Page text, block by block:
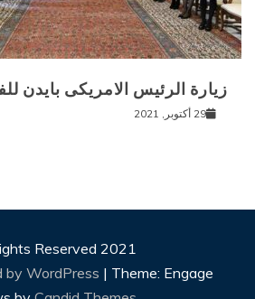
زيارة الرئيس الامريكى بايدن
29 أكتوبر, 2021
Reserved 2021
by WordPress | Theme: Engage